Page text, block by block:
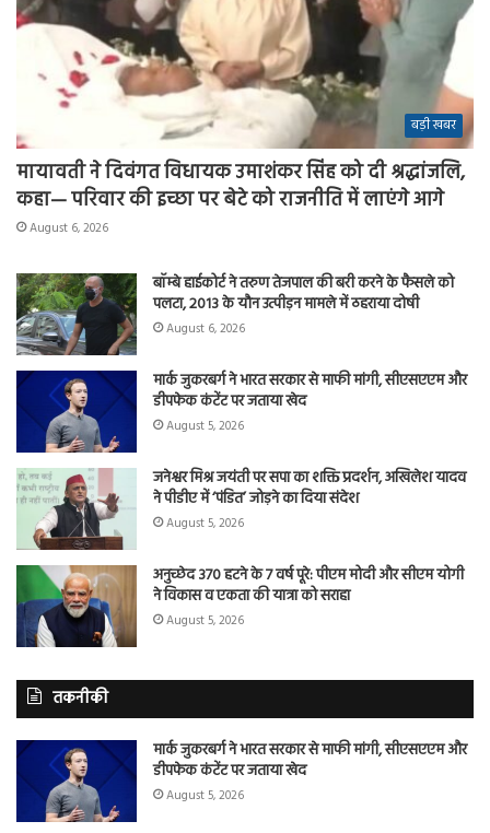
बड़ी खबर
मायावती ने दिवंगत विधायक उमाशंकर सिंह को दी श्रद्धांजलि,
कहा— परिवार की इच्छा पर बेटे को राजनीति में लाएंगे आगे
August 6, 2026
बॉम्बे हाईकोर्ट ने तरुण तेजपाल की बरी करने के फैसले को
पलटा, 2013 के यौन उत्पीड़न मामले में ठहराया दोषी
August 6, 2026
मार्क जुकरबर्ग ने भारत सरकार से माफी मांगी, सीएसएएम और
डीपफेक कंटेंट पर जताया खेद
August 5, 2026
जनेश्वर मिश्र जयंती पर सपा का शक्ति प्रदर्शन, अखिलेश यादव
ने पीडीए में ‘पंडित’ जोड़ने का दिया संदेश
August 5, 2026
अनुच्छेद 370 हटने के 7 वर्ष पूरे: पीएम मोदी और सीएम योगी
ने विकास व एकता की यात्रा को सराहा
August 5, 2026
तकनीकी
मार्क जुकरबर्ग ने भारत सरकार से माफी मांगी, सीएसएएम और
डीपफेक कंटेंट पर जताया खेद
August 5, 2026